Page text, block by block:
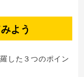
よう
した３つのポイン